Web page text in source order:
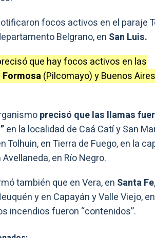
focos activos en el paraje
Belgrano, en San Luis.
que hay focos activos en las
Formosa(Pilcomayo) y Buenos Aires
precisó que las llamas
en la localidad de Caá Catí y San
Tolhuin, en Tierra de Fuego, en la
en Río Negro.
también que en Vera, en Santa
y en Capayán y Valle Viejo, en
incendios fueron “contenidos”.